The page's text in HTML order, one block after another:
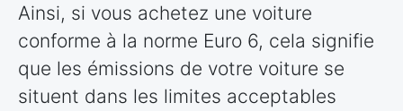
Ainsi, si vous achetez une voiture
conforme à la norme Euro 6, cela signifie
que les émissions de votre voiture se
situent dans les limites acceptables